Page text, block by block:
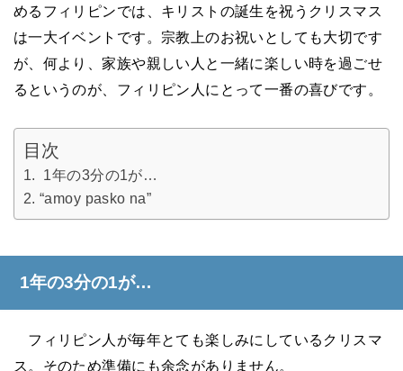
めるフィリピンでは、キリストの誕生を祝うクリスマス
は一大イベントです。宗教上のお祝いとしても大切です
が、何より、家族や親しい人と一緒に楽しい時を過ごせ
るというのが、フィリピン人にとって一番の喜びです。
目次
1年の3分の1が…
“amoy pasko na”
1年の3分の1が…
フィリピン人が毎年とても楽しみにしているクリスマ
ス。そのため準備にも余念がありません。